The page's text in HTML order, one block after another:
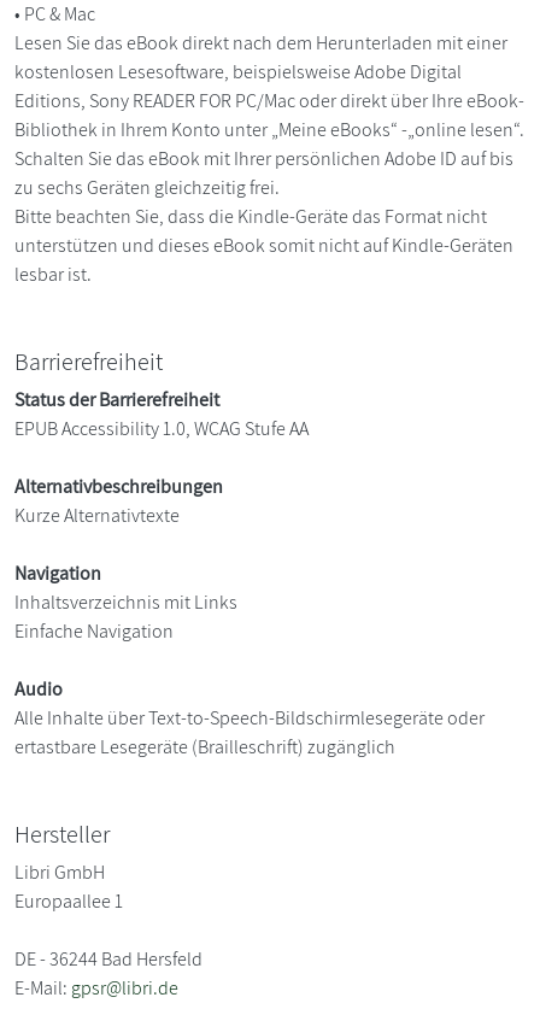
• PC & Mac
Lesen Sie das eBook direkt nach dem Herunterladen mit einer
kostenlosen Lesesoftware, beispielsweise Adobe Digital
Editions, Sony READER FOR PC/Mac oder direkt über Ihre eBook-
Bibliothek in Ihrem Konto unter „Meine eBooks“ -„online lesen“.
Schalten Sie das eBook mit Ihrer persönlichen Adobe ID auf bis
zu sechs Geräten gleichzeitig frei.
Bitte beachten Sie, dass die Kindle-Geräte das Format nicht
unterstützen und dieses eBook somit nicht auf Kindle-Geräten
lesbar ist.
Barrierefreiheit
Status der Barrierefreiheit
EPUB Accessibility 1.0, WCAG Stufe AA
Alternativbeschreibungen
Kurze Alternativtexte
Navigation
Inhaltsverzeichnis mit Links
Einfache Navigation
Audio
Alle Inhalte über Text-to-Speech-Bildschirmlesegeräte oder
ertastbare Lesegeräte (Brailleschrift) zugänglich
Hersteller
Libri GmbH
Europaallee 1
DE - 36244 Bad Hersfeld
E-Mail: gpsr@libri.de